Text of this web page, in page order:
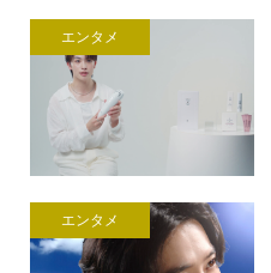
エンタメ
エンタメ